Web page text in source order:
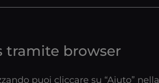
tramite browser
puoi cliccare su “Aiuto” nella